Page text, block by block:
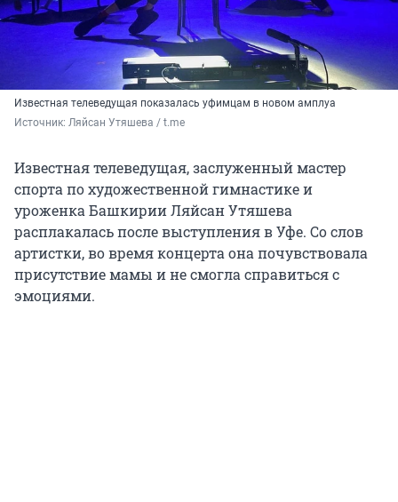
Известная телеведущая показалась уфимцам в новом амплуа
Источник: Ляйсан Утяшева / t.me
Известная телеведущая, заслуженный мастер
спорта по художественной гимнастике и
уроженка Башкирии Ляйсан Утяшева
расплакалась после выступления в Уфе. Со слов
артистки, во время концерта она почувствовала
присутствие мамы и не смогла справиться с
эмоциями.